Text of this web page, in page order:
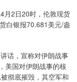
2日20时，伦敦现货
白银报70.681美元/盎
话，宣称对伊朗战事
美国对伊朗战事的核
彻底摧毁，其空军和